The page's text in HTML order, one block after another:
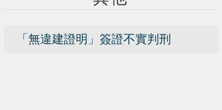
「無違建證明」簽證不實判刑